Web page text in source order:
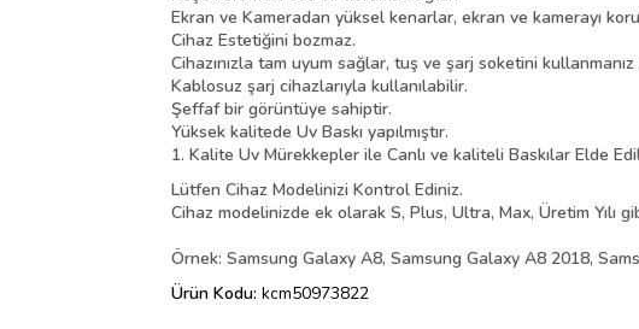
Ekran ve Kameradan yüksel kenarlar, ekran ve kamerayı
Cihaz Estetiğini bozmaz.
Cihazınızla tam uyum sağlar, tuş ve şarj soketini kullanmanız
Kablosuz şarj cihazlarıyla kullanılabilir.
Şeffaf bir görüntüye sahiptir.
Yüksek kalitede Uv Baskı yapılmıştır.
1. Kalite Uv Mürekkepler ile Canlı ve kaliteli Baskılar Elde
Lütfen Cihaz Modelinizi Kontrol Ediniz.
Cihaz modelinizde ek olarak S, Plus, Ultra, Max, Üretim Yılı
Örnek: Samsung Galaxy A8, Samsung Galaxy A8 2018,
Ürün Kodu: kcm50973822